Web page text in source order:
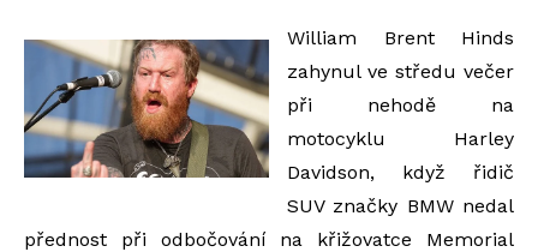
William Brent Hinds
zahynul ve středu večer
při nehodě na
motocyklu Harley
Davidson, když řidič
SUV značky BMW nedal
přednost při odbočování na křižovatce Memorial